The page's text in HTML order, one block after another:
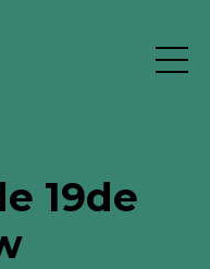
19de